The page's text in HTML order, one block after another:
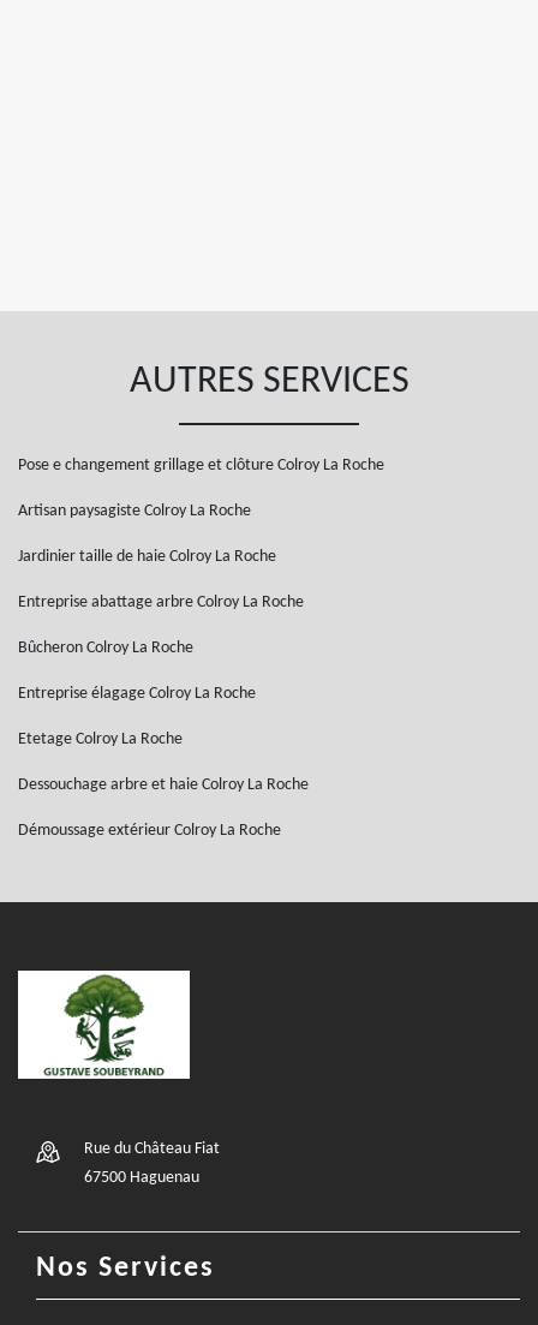
AUTRES SERVICES
Pose e changement grillage et clôture Colroy La Roche
Artisan paysagiste Colroy La Roche
Jardinier taille de haie Colroy La Roche
Entreprise abattage arbre Colroy La Roche
Bûcheron Colroy La Roche
Entreprise élagage Colroy La Roche
Etetage Colroy La Roche
Dessouchage arbre et haie Colroy La Roche
Démoussage extérieur Colroy La Roche
Rue du Château Fiat
67500 Haguenau
Nos Services